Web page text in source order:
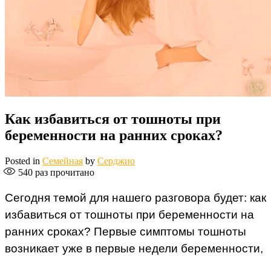
Как избавиться от тошноты при
беременности на ранних сроках?
Posted in Семейная by Серджио
540 раз прочитано
Сегодня темой для нашего разговора будет: как
избавиться от тошноты при беременности на
ранних сроках? Первые симптомы тошноты
возникает уже в первые недели беременности,